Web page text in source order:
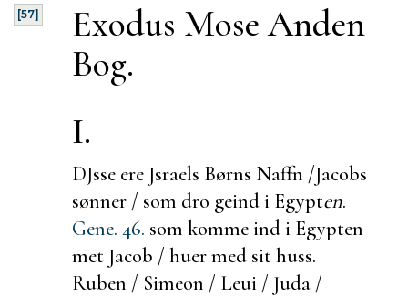
[57]
Exodus Mose Anden
Bog.
I.
DJsse ere Jsraels Børns Naffn /Jacobs
sønner / som dro geind i Egypten.
Gene. 46. som komme ind i Egypten
met Jacob / huer med sit huss.
Ruben / Simeon / Leui / Juda /